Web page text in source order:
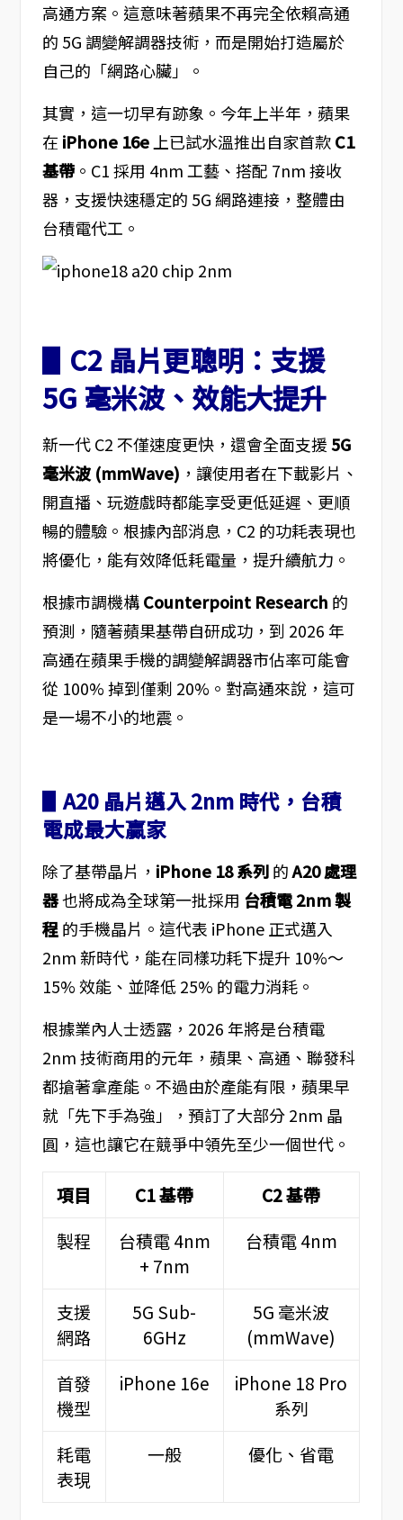
高通方案。這意味著蘋果不再完全依賴高通
的 5G 調變解調器技術，而是開始打造屬於
自己的「網路心臟」。
其實，這一切早有跡象。今年上半年，蘋果
在 iPhone 16e上已試水溫推出自家首款C1
基帶。C1 採用 4nm 工藝、搭配 7nm 接收
器，支援快速穩定的 5G 網路連接，整體由
台積電代工。
▋C2 晶片更聰明：支援
5G 毫米波、效能大提升
新一代 C2 不僅速度更快，還會全面支援5G
毫米波 (mmWave) ，讓使用者在下載影片、
開直播、玩遊戲時都能享受更低延遲、更順
暢的體驗。根據內部消息，C2 的功耗表現也
將優化，能有效降低耗電量，提升續航力。
根據市調機構Counterpoint Research 的
預測，隨著蘋果基帶自研成功，到 2026 年
高通在蘋果手機的調變解調器市佔率可能會
從 100% 掉到僅剩 20%。對高通來說，這可
是一場不小的地震。
▋A20 晶片邁入 2nm 時代，台積
電成最大贏家
除了基帶晶片， iPhone 18 系列的A20 處理
器也將成為全球第一批採用 台積電 2nm 製
程的手機晶片。這代表 iPhone 正式邁入
2nm 新時代，能在同樣功耗下提升 10%～
15% 效能、並降低 25% 的電力消耗。
根據業內人士透露，2026 年將是台積電
2nm 技術商用的元年，蘋果、高通、聯發科
都搶著拿產能。不過由於產能有限，蘋果早
就「先下手為強」，預訂了大部分 2nm 晶
圓，這也讓它在競爭中領先至少一個世代。
項目 C1 基帶
C2 基帶
製程
台積電 4nm
+ 7nm
台積電 4nm
支援
網路
5G Sub-
6GHz
5G 毫米波
(mmWave)
首發
機型
iPhone 16e
iPhone 18 Pro
系列
耗電
表現
一般 優化、省電